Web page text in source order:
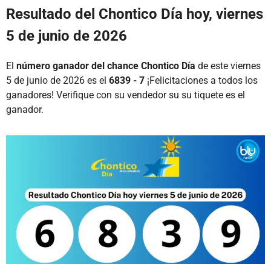
Resultado del Chontico Día hoy, viernes
5 de junio de 2026
El número ganador del chance Chontico Día de este viernes
5 de junio de 2026 es el 6839 - 7 ¡Felicitaciones a todos los
ganadores! Verifique con su vendedor su su tiquete es el
ganador.